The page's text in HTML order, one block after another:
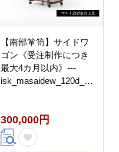
【南部箪笥】サイドワ
ゴン《受注制作につき
最大4カ月以内》---
300,000円